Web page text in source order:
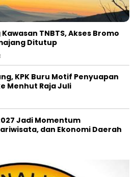
TNBTS, Akses Bromo
Ditutup
KPK Buru Motif Penyuapan
Menhut Raja Juli
Jadi Momentum
dan Ekonomi Daerah